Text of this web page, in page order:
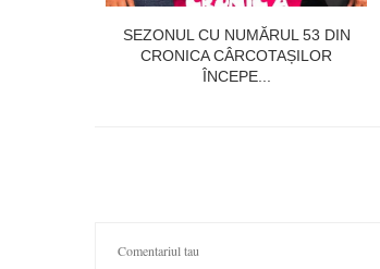
SEZONUL CU NUMĂRUL 53 DIN
CRONICA CÂRCOTAȘILOR
ÎNCEPE...